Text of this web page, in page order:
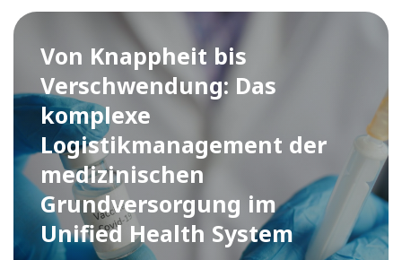
Von Knappheit bis
Verschwendung: Das
komplexe
Logistikmanagement der
medizinischen
Grundversorgung im
Unified Health System